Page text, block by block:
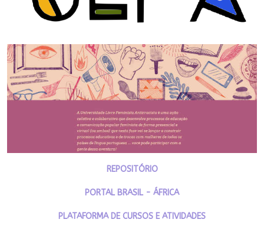
REPOSITÓRIO
PORTAL BRASIL - ÁFRICA
PLATAFORMA DE CURSOS E ATIVIDADES